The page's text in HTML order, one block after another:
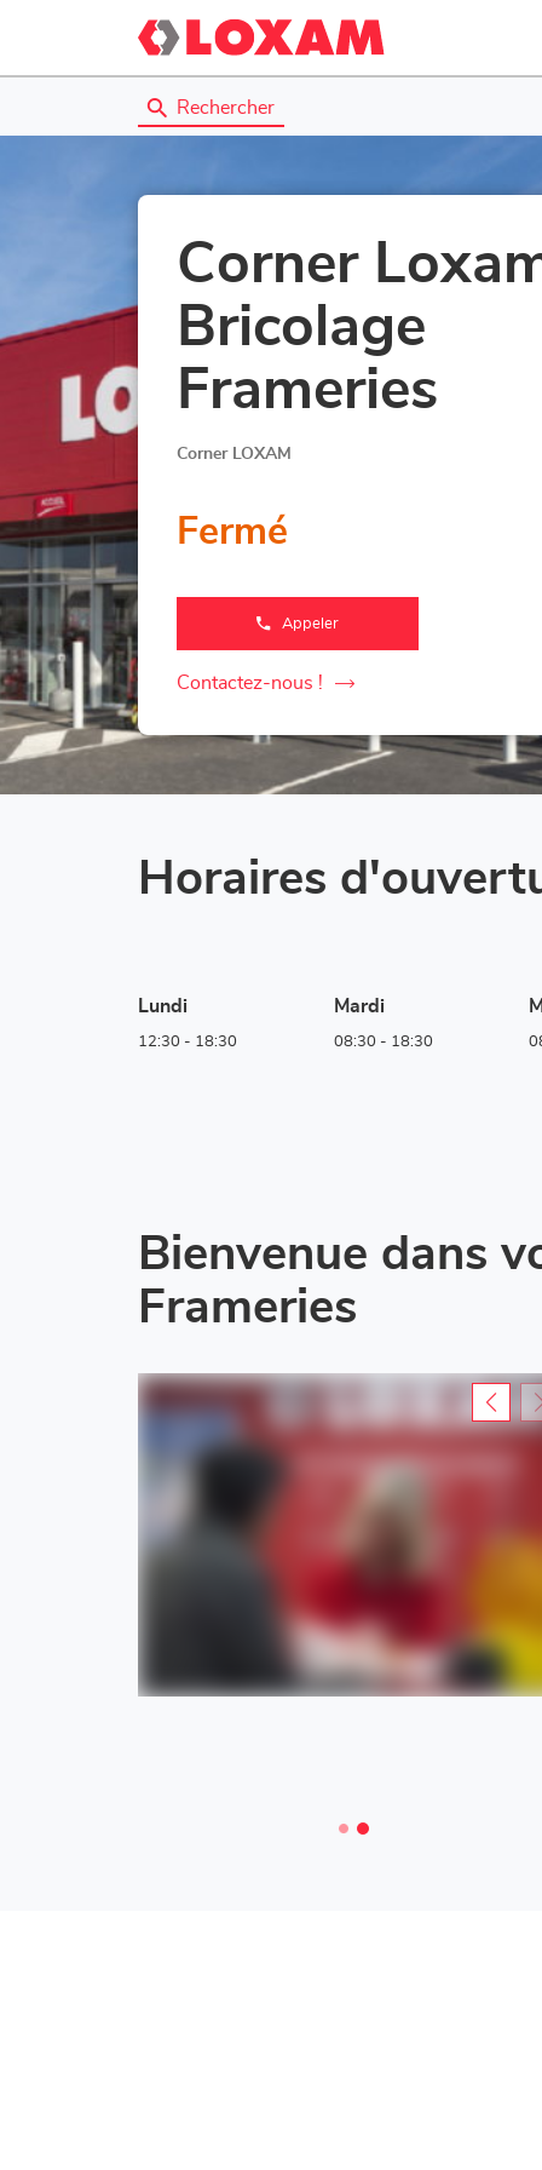
Rechercher
Corner
Bricolage
Frameries
Corner LOXAM
Fermé
Appeler
Afficher
de
téléphone
de
Corner
Loxam
Contactez-nous !
le
Corner
Mr
Horaires
Lundi
12:30 - 18:30
Mardi
08:30 - 18:30
Bienvenue dans
Frameries